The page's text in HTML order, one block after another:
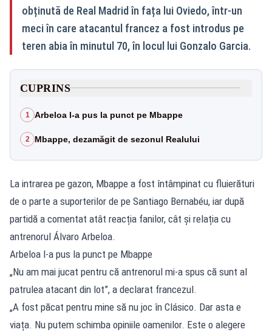
obținută de Real Madrid în fața lui Oviedo, într-un
meci în care atacantul francez a fost introdus pe
teren abia în minutul 70, în locul lui Gonzalo Garcia.
CUPRINS
1 Arbeloa l-a pus la punct pe Mbappe
2 Mbappe, dezamăgit de sezonul Realului
La intrarea pe gazon, Mbappe a fost întâmpinat cu fluierături
de o parte a suporterilor de pe Santiago Bernabéu, iar după
partidă a comentat atât reacția fanilor, cât și relația cu
antrenorul Álvaro Arbeloa.
Arbeloa l-a pus la punct pe Mbappe
„Nu am mai jucat pentru că antrenorul mi-a spus că sunt al
patrulea atacant din lot”, a declarat francezul.
„A fost păcat pentru mine să nu joc în Clásico. Dar asta e
viața. Nu putem schimba opiniile oamenilor. Este o alegere